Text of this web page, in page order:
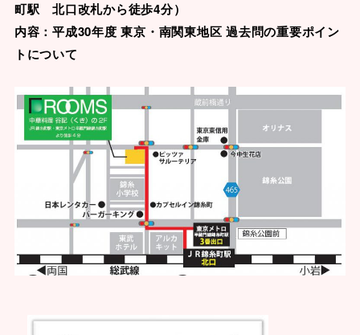
町駅 北口改札から徒歩4分）
内容：平成30年度 東京・南関東地区 過去問の重要ポイン
トについて